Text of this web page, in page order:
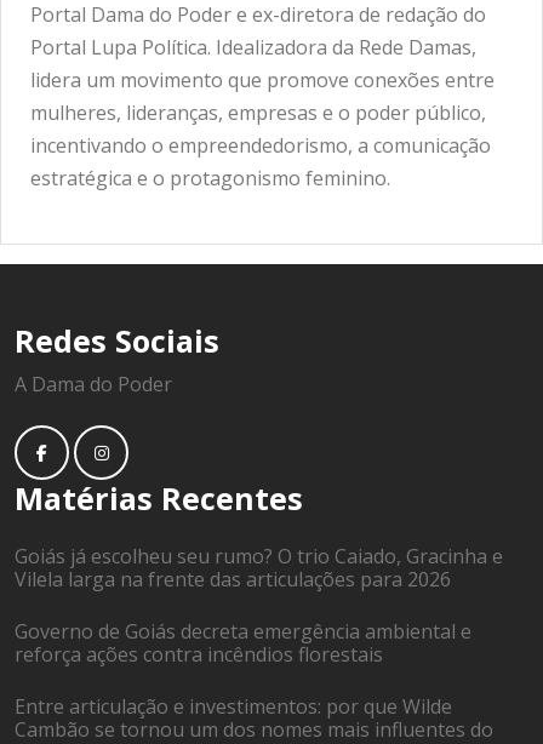
Portal Dama do Poder e ex-diretora de redação do
Portal Lupa Política. Idealizadora da Rede Damas,
lidera um movimento que promove conexões entre
mulheres, lideranças, empresas e o poder público,
incentivando o empreendedorismo, a comunicação
estratégica e o protagonismo feminino.
Redes Sociais
A Dama do Poder
Matérias Recentes
Goiás já escolheu seu rumo? O trio Caiado, Gracinha e
Vilela larga na frente das articulações para 2026
Governo de Goiás decreta emergência ambiental e
reforça ações contra incêndios florestais
Entre articulação e investimentos: por que Wilde
Cambão se tornou um dos nomes mais influentes do